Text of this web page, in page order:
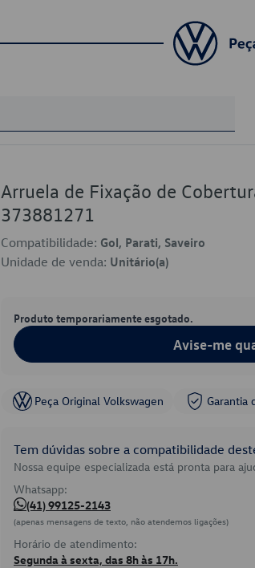
Arruela de Fixação de
373881271
Compatibilidade: Gol, Parati, Saveiro
Unidade de venda: Unitário(a)
Produto temporariamente esgotado.
Avise-me
Peça Original Volkswagen Garantia
Tem dúvidas sobre a compatibilidade
Nossa equipe especializada está pronta para
Whatsapp:
(41) 99125-2143
(apenas mensagens de texto, não atendemos ligações)
Horário de atendimento:
Segunda à sexta, das 8h às 17h.